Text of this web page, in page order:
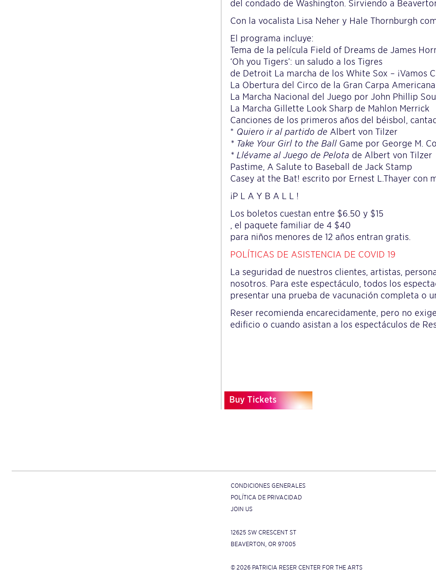
del condado de Washington. Sirviendo a
Con la vocalista Lisa Neher y Hale Thornburgh
El programa incluye:
Tema de la película Field of Dreams de James
‘Oh you Tigers’: un saludo a los Tigres
de Detroit La marcha de los White Sox – ¡Vamos
La Obertura del Circo de la Gran Carpa
La Marcha Nacional del Juego por John Phillip
La Marcha Gillette Look Sharp de Mahlon Merrick
Canciones de los primeros años del béisbol,
* Quiero ir al partido de Albert von Tilzer
* Take Your Girl to the Ball Game por George M.
* Llévame al Juego de Pelota de Albert von Tilzer
Pastime, A Salute to Baseball de Jack Stamp
Casey at the Bat! escrito por Ernest L.Thayer con
¡P L A Y B A L L !
Los boletos cuestan entre $6.50 y $15
, el paquete familiar de 4 $40
para niños menores de 12 años entran gratis.
POLÍTICAS DE ASISTENCIA DE COVID 19
La seguridad de nuestros clientes, artistas,
nosotros. Para este espectáculo, todos los
presentar una prueba de vacunación completa o
Reser recomienda encarecidamente, pero no
edificio o cuando asistan a los espectáculos de
Buy Tickets
CONDICIONES GENERALES
POLÍTICA DE PRIVACIDAD
JOIN US
12625 SW CRESCENT ST
BEAVERTON, OR 97005
© 2026 PATRICIA RESER CENTER FOR THE ARTS